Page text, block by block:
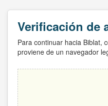
Verificación de
Para continuar hacia Biblat,
proviene de un navegador